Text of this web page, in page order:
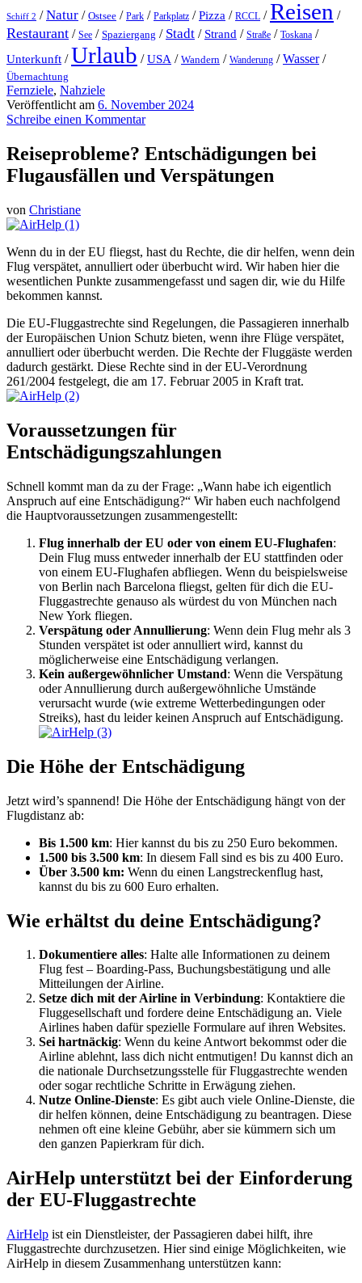
Schiff 2 /Natur / Ostsee / Park / Parkplatz /Pizza / RCCL /Reisen /
Restaurant / See / Spaziergang / Stadt / Strand / Straße / Toskana /
Unterkunft /Urlaub /USA / Wandern / Wanderung /Wasser/
Übernachtung
Fernziele, Nahziele
Veröffentlicht am 6. November 2024
Schreibe einen Kommentar
Reiseprobleme? Entschädigungen bei
Flugausfällen und Verspätungen
von Christiane
Wenn du in der EU fliegst, hast du Rechte, die dir helfen, wenn dein
Flug verspätet, annulliert oder überbucht wird. Wir haben hier die
wesentlichen Punkte zusammengefasst und sagen dir, wie du Hilfe
bekommen kannst.
Die EU-Fluggastrechte sind Regelungen, die Passagieren innerhalb
der Europäischen Union Schutz bieten, wenn ihre Flüge verspätet,
annulliert oder überbucht werden. Die Rechte der Fluggäste werden
dadurch gestärkt. Diese Rechte sind in der EU-Verordnung
261/2004 festgelegt, die am 17. Februar 2005 in Kraft trat.
Voraussetzungen für
Entschädigungszahlungen
Schnell kommt man da zu der Frage: „Wann habe ich eigentlich
Anspruch auf eine Entschädigung?“ Wir haben euch nachfolgend
die Hauptvoraussetzungen zusammengestellt:
Flug innerhalb der EU oder von einem EU-Flughafen:
Dein Flug muss entweder innerhalb der EU stattfinden oder
von einem EU-Flughafen abfliegen. Wenn du beispielsweise
von Berlin nach Barcelona fliegst, gelten für dich die EU-
Fluggastrechte genauso als würdest du von München nach
New York fliegen.
Verspätung oder Annullierung: Wenn dein Flug mehr als 3
Stunden verspätet ist oder annulliert wird, kannst du
möglicherweise eine Entschädigung verlangen.
Kein außergewöhnlicher Umstand: Wenn die Verspätung
oder Annullierung durch außergewöhnliche Umstände
verursacht wurde (wie extreme Wetterbedingungen oder
Streiks), hast du leider keinen Anspruch auf Entschädigung.
Die Höhe der Entschädigung
Jetzt wird’s spannend! Die Höhe der Entschädigung hängt von der
Flugdistanz ab:
Bis 1.500 km: Hier kannst du bis zu 250 Euro bekommen.
1.500 bis 3.500 km: In diesem Fall sind es bis zu 400 Euro.
Über 3.500 km: Wenn du einen Langstreckenflug hast,
kannst du bis zu 600 Euro erhalten.
Wie erhältst du deine Entschädigung?
Dokumentiere alles: Halte alle Informationen zu deinem
Flug fest – Boarding-Pass, Buchungsbestätigung und alle
Mitteilungen der Airline.
Setze dich mit der Airline in Verbindung: Kontaktiere die
Fluggesellschaft und fordere deine Entschädigung an. Viele
Airlines haben dafür spezielle Formulare auf ihren Websites.
Sei hartnäckig: Wenn du keine Antwort bekommst oder die
Airline ablehnt, lass dich nicht entmutigen! Du kannst dich an
die nationale Durchsetzungsstelle für Fluggastrechte wenden
oder sogar rechtliche Schritte in Erwägung ziehen.
Nutze Online-Dienste: Es gibt auch viele Online-Dienste, die
dir helfen können, deine Entschädigung zu beantragen. Diese
nehmen oft eine kleine Gebühr, aber sie kümmern sich um
den ganzen Papierkram für dich.
AirHelp unterstützt bei der Einforderung
der EU-Fluggastrechte
AirHelp ist ein Dienstleister, der Passagieren dabei hilft, ihre
Fluggastrechte durchzusetzen. Hier sind einige Möglichkeiten, wie
AirHelp in diesem Zusammenhang unterstützen kann: